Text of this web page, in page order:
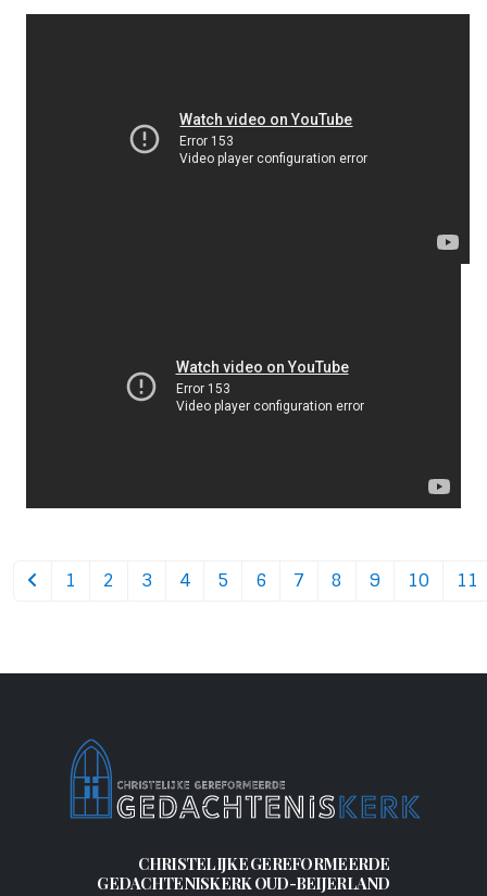
1 2 3 4 5 6 7 8 9 10 11
CHRISTELIJKE GEREFORMEERDE
GEDACHTENISKERK OUD-BEIJERLAND